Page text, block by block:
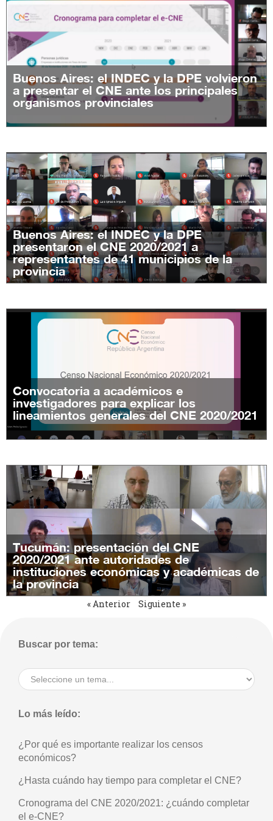
Buenos Aires: el INDEC y la DPE volvieron
a presentar el CNE ante los principales
organismos provinciales
Buenos Aires: el INDEC y la DPE
presentaron el CNE 2020/2021 a
representantes de 41 municipios de la
provincia
Convocatoria a académicos e
investigadores para explicar los
lineamientos generales del CNE 2020/2021
Tucumán: presentación del CNE
2020/2021 ante autoridades de
instituciones económicas y académicas de
la provincia
« Anterior Siguiente »
Buscar por tema:
Lo más leído: